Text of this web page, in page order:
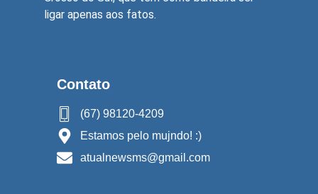
ligar apenas aos fatos.
Contato
(67) 98120-4209
Estamos pelo mujndo! :)
atualnewsms@gmail.com